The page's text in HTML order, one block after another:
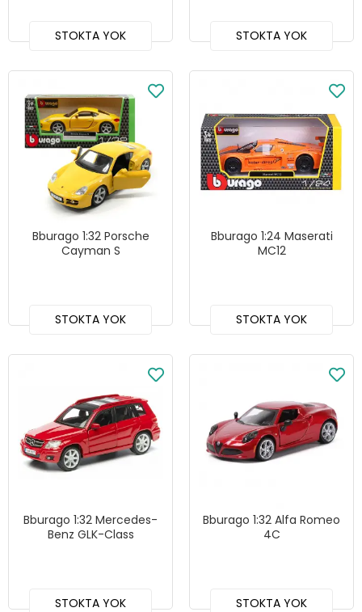
STOKTA YOK STOKTA YOK
Bburago 1:32 Porsche
Cayman S
STOKTA YOK
Bburago 1:24 Maserati
MC12
STOKTA YOK
Bburago 1:32 Mercedes-
Benz GLK-Class
STOKTA YOK
Bburago 1:32 Alfa Romeo
4C
STOKTA YOK